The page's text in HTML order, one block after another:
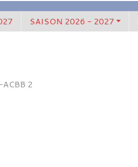
SAISON 2026 - 2027
2